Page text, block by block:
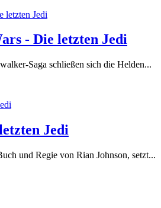
- Die letzten Jedi
Saga schließen sich die Helden...
Jedi
und Regie von Rian Johnson, setzt...